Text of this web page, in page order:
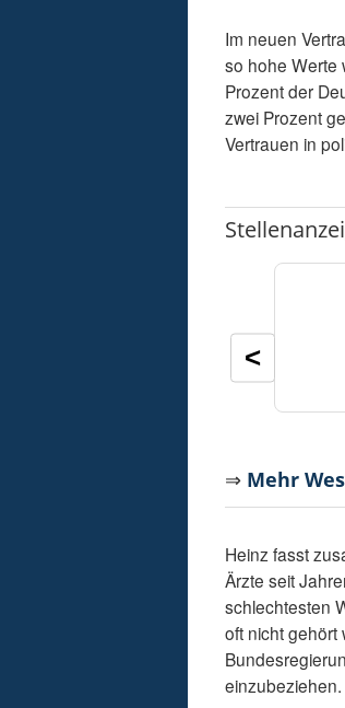
Im neuen
so hohe Werte
Prozent der
zwei Prozent
Vertrauen in
<
⇒ Mehr
Heinz fasst
Ärzte seit
schlechtesten
oft nicht gehört
einzubeziehen.